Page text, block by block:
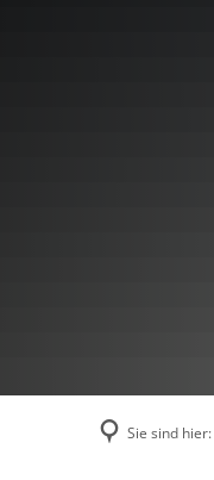
Sie sind hier: